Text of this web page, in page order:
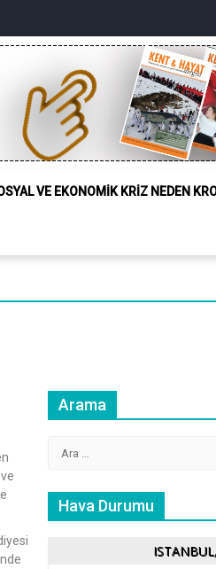
VE EKONOMIK KRIZ NEDEN
Arama
Hava Durumu